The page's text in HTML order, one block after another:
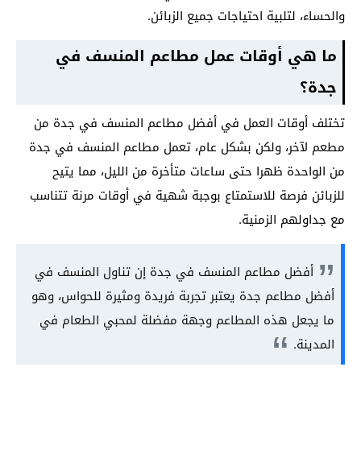
والحساء، لتلبية احتياجات جميع الزبائن.
ما هي أوقات عمل مطاعم المنسف في
جدة؟
تختلف أوقات العمل في أفضل مطاعم المنسف في جدة من
مطعم لآخر، ولكن بشكل عام، تعمل مطاعم المنسف في جدة
من الواحدة ظهرا حتى ساعات متأخرة من الليل، مما يتيح
للزبائن فرصة للاستمتاع بوجبة شهية في أوقات مرنة تتناسب
مع جداولهم الزمنية.
أفضل مطاعم المنسف في جدة إن تناول المنسف في
أفضل مطاعم جدة يعتبر تجربة فريدة ومثيرة للحواس، وهو
ما يجعل هذه المطاعم وجهة مفضلة لمحبي الطعام في
المدينة.